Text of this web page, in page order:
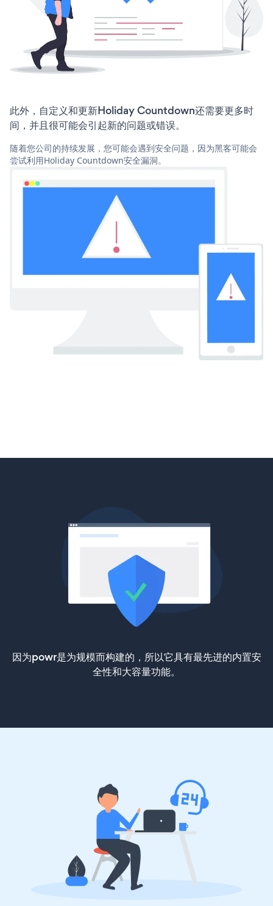
此外，自定义和更新Holiday Countdown还需要更多时
间，并且很可能会引起新的问题或错误。
随着您公司的持续发展，您可能会遇到安全问题，因为黑客可能会
尝试利用Holiday Countdown安全漏洞。
因为powr是为规模而构建的，所以它具有最先进的内置安
全性和大容量功能。